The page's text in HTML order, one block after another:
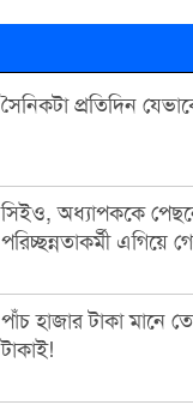
সৈনিকটা প্রতিদিন
সিইও, অধ্যাপককে
পরিচ্ছন্নতাকর্মী এগিয়ে
পাঁচ হাজার টাকা মানে
টাকাই!